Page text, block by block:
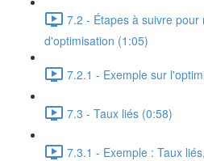
7.2 - Étapes à suivre
d'optimisation (1:05)
7.2.1 - Exemple sur
7.3 - Taux liés (0:58)
7.3.1 - Exemple : Taux